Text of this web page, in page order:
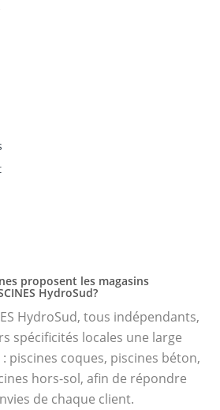
proposent les magasins
HydroSud?
HydroSud, tous indépendants,
spécificités locales une large
piscines coques, piscines béton,
hors-sol, afin de répondre
de chaque client.